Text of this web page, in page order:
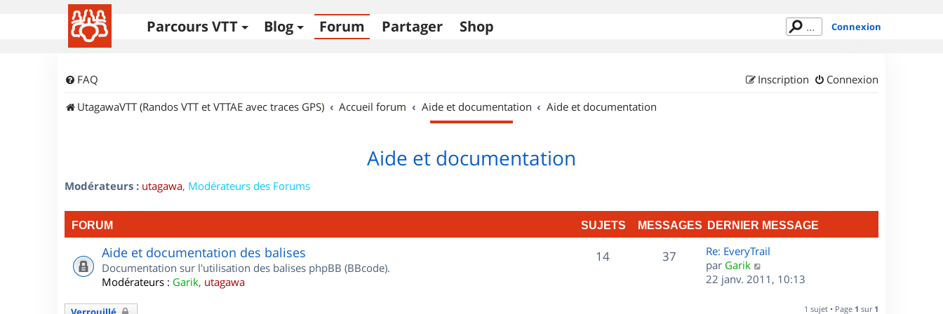
Parcours VTT Blog Forum Partager Shop Connexion
FAQ Connexion
Inscription
UtagawaVTT (Randos VTT et VTTAE avec traces GPS)
Accueil forum Aide et documentation Aide et documentation
Aide et documentation
Modérateurs : utagawa, Modérateurs des Forums
FORUM SUJETS MESSAGES DERNIER MESSAGE
Aide et documentation des balises
Documentation sur l'utilisation des balises phpBB (BBcode).
Modérateurs : Garik, utagawa
14S
37M
D
e
r
Re: EveryTrail
par Garik
o
22 janv. 2011, 10:13
1 sujet • Page 1 sur 1